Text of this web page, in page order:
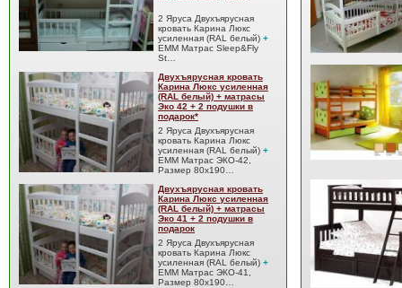
2 Яруса Двухъярусная
кровать Карина Люкс
усиленная (RAL белый) +
EMM Матрас Sleep&Fly
St…
Двухъярусная кровать
Карина Люкс усиленная
(RAL белый) + матрасы
Эко 42 + 2 подушки в
подарок*
2 Яруса Двухъярусная
кровать Карина Люкс
усиленная (RAL белый) +
EMM Матрас ЭКО-42,
Размер 80x190…
Двухъярусная кровать
Карина Люкс усиленная
(RAL белый) + матрасы
Эко 41 + 2 подушки в
подарок
2 Яруса Двухъярусная
кровать Карина Люкс
усиленная (RAL белый) +
EMM Матрас ЭКО-41,
Размер 80x190…